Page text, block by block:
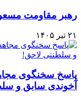
رهبر مقاومت مسعود رجوی
۲۱ تیر ۱۴۰۵
پاسخ سخنگوی
آخوندی سابق و